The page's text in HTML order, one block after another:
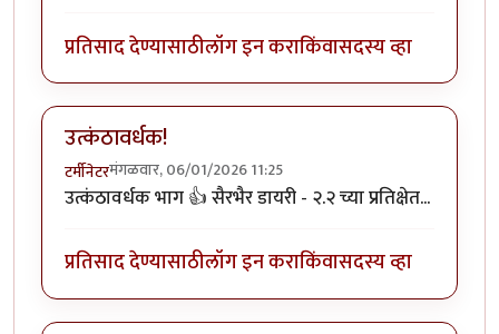
प्रतिसाद देण्यासाठीलॉग इन कराकिंवासदस्य व्हा
उत्कंठावर्धक!
टर्मीनेटरमंगळवार, 06/01/2026 11:25
उत्कंठावर्धक भाग 👍 सैरभैर डायरी - २.२ च्या प्रतिक्षेत...
प्रतिसाद देण्यासाठीलॉग इन कराकिंवासदस्य व्हा